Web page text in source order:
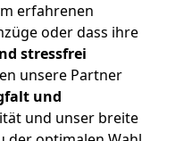
erfahrenen
oder dass ihre
stressfrei
unsere Partner
und
und unser breite